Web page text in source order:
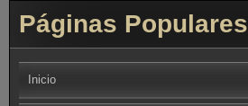
Páginas Populares
Inicio